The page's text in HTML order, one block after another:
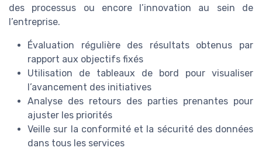
des processus ou encore l’innovation au sein de
l’entreprise.
Évaluation régulière des résultats obtenus par
rapport aux objectifs fixés
Utilisation de tableaux de bord pour visualiser
l’avancement des initiatives
Analyse des retours des parties prenantes pour
ajuster les priorités
Veille sur la conformité et la sécurité des données
dans tous les services